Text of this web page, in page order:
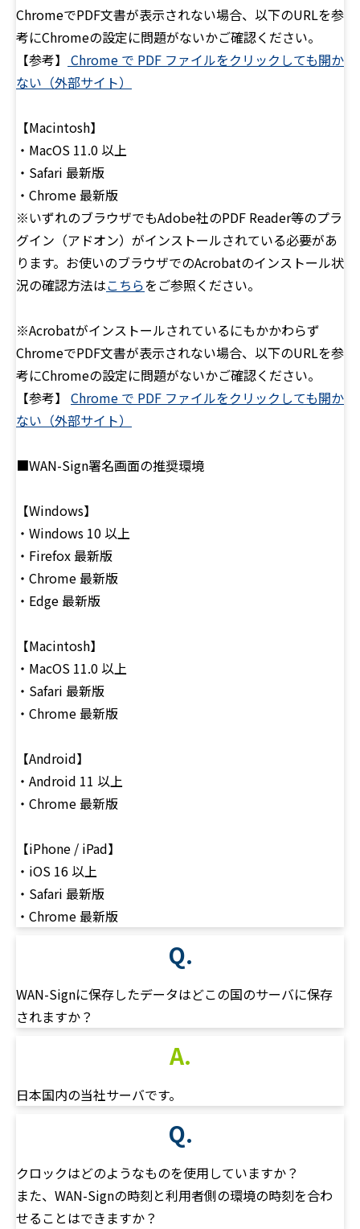
ChromeでPDF文書が表示されない場合、以下のURLを参
考にChromeの設定に問題がないかご確認ください。
【参考】 Chrome で PDF ファイルをクリックしても開か
ない（外部サイト）
【Macintosh】
・MacOS 11.0 以上
・Safari 最新版
・Chrome 最新版
※いずれのブラウザでもAdobe社のPDF Reader等のプラ
グイン（アドオン）がインストールされている必要があ
ります。お使いのブラウザでのAcrobatのインストール状
況の確認方法はこちらをご参照ください。
※Acrobatがインストールされているにもかかわらず
ChromeでPDF文書が表示されない場合、以下のURLを参
考にChromeの設定に問題がないかご確認ください。
【参考】 Chrome で PDF ファイルをクリックしても開か
ない（外部サイト）
■WAN-Sign署名画面の推奨環境
【Windows】
・Windows 10 以上
・Firefox 最新版
・Chrome 最新版
・Edge 最新版
【Macintosh】
・MacOS 11.0 以上
・Safari 最新版
・Chrome 最新版
【Android】
・Android 11 以上
・Chrome 最新版
【iPhone / iPad】
・iOS 16 以上
・Safari 最新版
・Chrome 最新版
Q.
WAN-Signに保存したデータはどこの国のサーバに保存
されますか？
A.
日本国内の当社サーバです。
Q.
クロックはどのようなものを使用していますか？
また、WAN-Signの時刻と利用者側の環境の時刻を合わ
せることはできますか？